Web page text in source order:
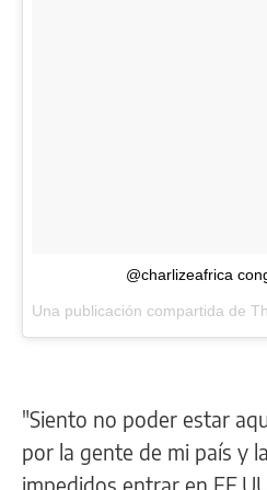
@charlizeafrica
Una publicación compartida de
"Siento no poder estar
por la gente de mi país y
impedidos entrar en